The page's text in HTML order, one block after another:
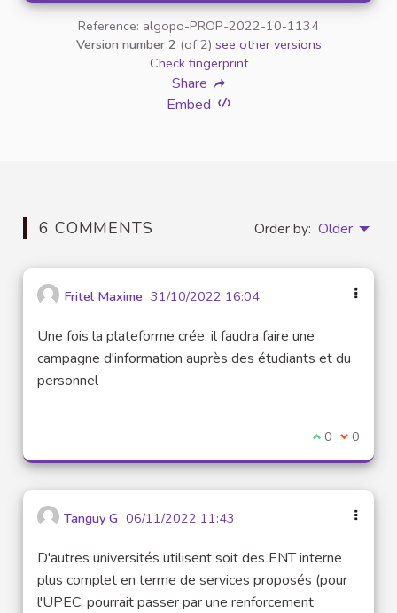
Reference: algopo-PROP-2022-10-1134
Version number 2 (of 2) see other versions
Check fingerprint
Share
Embed
6 COMMENTS Order by: Older
Fritel Maxime 31/10/2022 16:04
Une fois la plateforme crée, il faudra faire une
campagne d'information auprès des étudiants et du
personnel
I agree with
0 I 0
Tanguy G 06/11/2022 11:43
D'autres universités utilisent soit des ENT interne
plus complet en terme de services proposés (pour
l'UPEC, pourrait passer par une renforcement